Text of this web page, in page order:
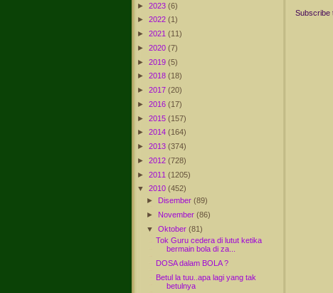
► 2023 (6)
► 2022 (1)
► 2021 (11)
► 2020 (7)
► 2019 (5)
► 2018 (18)
► 2017 (20)
► 2016 (17)
► 2015 (157)
► 2014 (164)
► 2013 (374)
► 2012 (728)
► 2011 (1205)
▼
2010 (452)
► Disember(89)
► November(86)
▼
Oktober(81)
Tok Guru cedera di lutut ketika
bermain bola di za...
DOSA dalam BOLA ?
Betul la tuu..apa lagi yang tak
betulnya
Subscribe